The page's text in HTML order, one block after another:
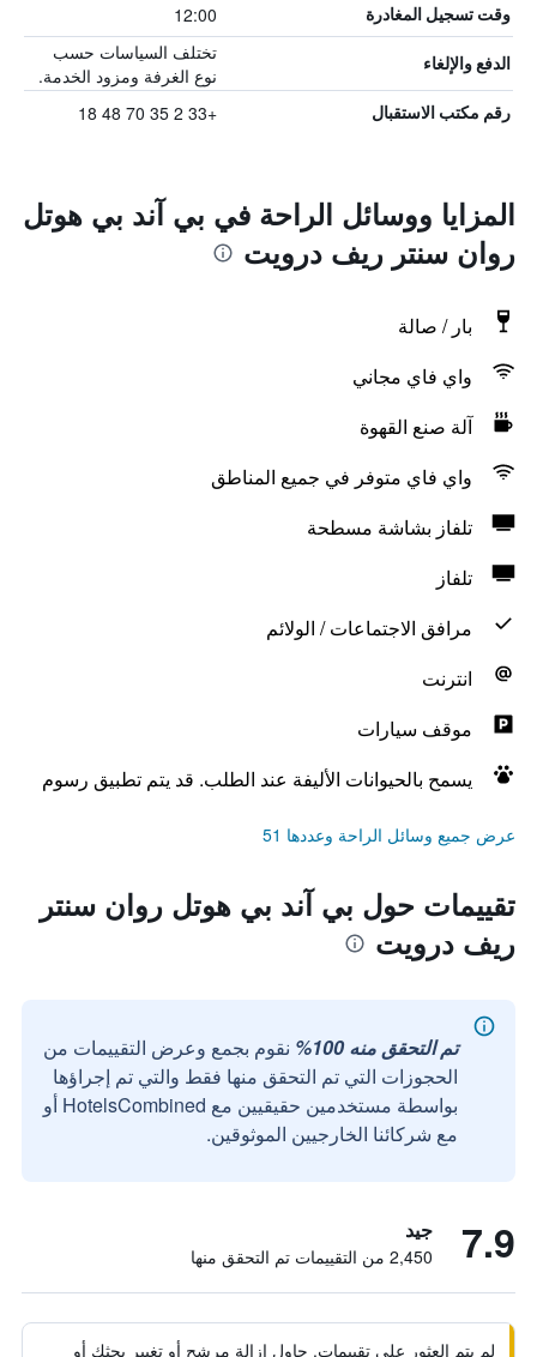
وقت تسجيل المغادرة 12:00
الدفع والإلغاء
تختلف السياسات حسب
نوع الغرفة ومزود الخدمة.
رقم مكتب الاستقبال +33 2 35 70 48 18
المزايا ووسائل الراحة في بي آند بي هوتل
روان سنتر ريف درويت
بار / صالة
واي فاي مجاني
آلة صنع القهوة
واي فاي متوفر في جميع المناطق
تلفاز بشاشة مسطحة
تلفاز
مرافق الاجتماعات / الولائم
انترنت
موقف سيارات
يسمح بالحيوانات الأليفة عند الطلب. قد يتم تطبيق رسوم
عرض جميع وسائل الراحة وعددها 51
تقييمات حول بي آند بي هوتل روان سنتر
ريف درويت
تم التحقق منه 100%
نقوم بجمع وعرض التقييمات من
الحجوزات التي تم التحقق منها فقط والتي تم إجراؤها
بواسطة مستخدمين حقيقيين مع HotelsCombined أو
مع شركائنا الخارجيين الموثوقين.
7.9 جيد
2,450 من التقييمات تم التحقق منها
لم يتم العثور على تقييمات. حاول إزالة مرشح أو تغيير بحثك أو